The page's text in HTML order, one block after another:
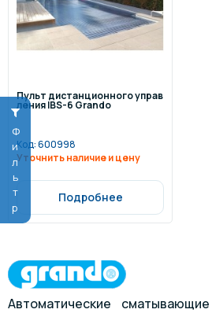
Фильтр
Пульт дистанционного управ
ления IBS-6 Grando
Код:600998
Уточнить наличие и цену
Подробнее
Автоматические